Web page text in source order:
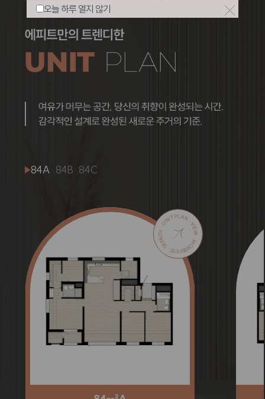
오늘 하루 열지 않기
84A 84B 84C
EFETE · TRENDY · UNIT PLAN · VIEW · MORE · MORE ·